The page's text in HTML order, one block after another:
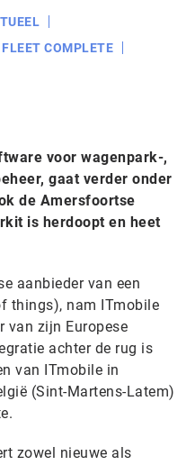
FLEET COMPLETE
voor wagenpark-,
gaat verder onder
de Amersfoortse
is herdoopt en heet
aanbieder van een
things), nam ITmobile
van zijn Europese
achter de rug is
van ITmobile in
(Sint-Martens-Latem)
zowel nieuwe als